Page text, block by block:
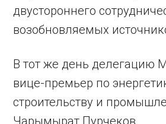
двустороннего
возобновляемых
В тот же день делегацию
вице-премьер по
строительству и
Чарымырат Пурчеков.